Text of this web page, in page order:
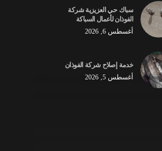
سباك حي العزيزية شركة
الفوذان لأعمال السباكة
أغسطس 6, 2026
خدمة إصلاح شركة الفوذان
أغسطس 5, 2026